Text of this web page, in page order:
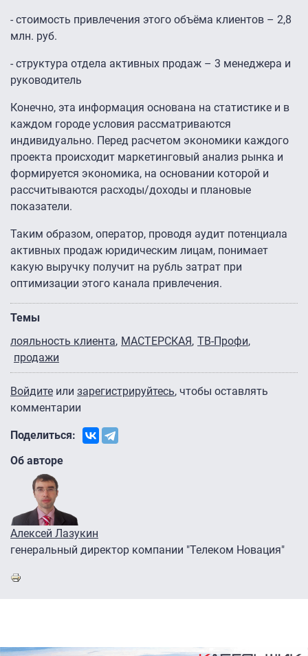
- стоимость привлечения этого объёма клиентов – 2,8
млн. руб.
- структура отдела активных продаж – 3 менеджера и
руководитель
Конечно, эта информация основана на статистике и в
каждом городе условия рассматриваются
индивидуально. Перед расчетом экономики каждого
проекта происходит маркетинговый анализ рынка и
формируется экономика, на основании которой и
рассчитываются расходы/доходы и плановые
показатели.
Таким образом, оператор, проводя аудит потенциала
активных продаж юридическим лицам, понимает
какую выручку получит на рубль затрат при
оптимизации этого канала привлечения.
Темы
лояльность клиента МАСТЕРСКАЯ ТВ-Профи
продажи
Войдите или зарегистрируйтесь, чтобы оставлять
комментарии
Поделиться:
Об авторе
Алексей Лазукин
генеральный директор компании "Телеком Новация"